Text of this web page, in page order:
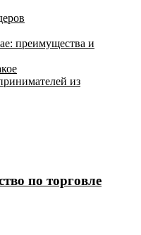
преимущества и
из
по торговле